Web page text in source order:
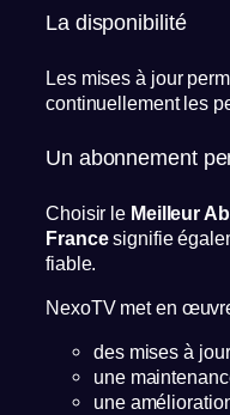
La disponibilité
Les mises à jour
continuellement les
Un abonnement
Choisir le Meilleur
Francesignifie
fiable.
NexoTV met en
des mises à
une
une